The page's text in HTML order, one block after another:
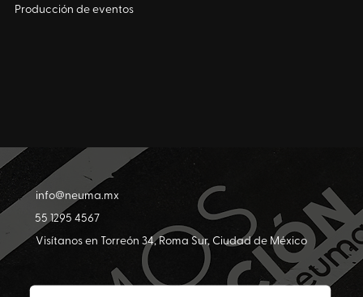
Producción de eventos
info@neuma.mx
55 1295 4567
Visítanos en Torreón 34, Roma Sur, Ciudad de México